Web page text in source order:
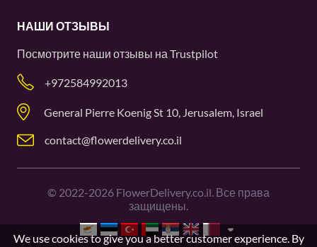
НАШИ ОТЗЫВЫ
Посмотрите наши отзывы на Trustpilot
+972584992013
General Pierre Koenig St 10, Jerusalem, Israel
contact@flowerdelivery.co.il
© 2022-2026 FlowerDelivery.co.il. Все права
защищены.
We use cookies to give you a better customer experience. By